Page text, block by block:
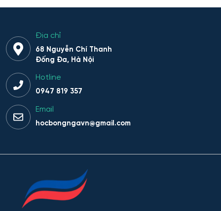
Hệ thống thông tin
Hệ thống thông tin và Công nghệ
Hệ thống thông tin và công nghệ thông tin truyền
thông
Hệ thống tên lửa và Khoa học Vũ trụ
Địa chỉ
68 Nguyễn Chí Thanh
Đống Đa, Hà Nội
Hotline
0947 819 357
Email
hocbongngavn@gmail.com